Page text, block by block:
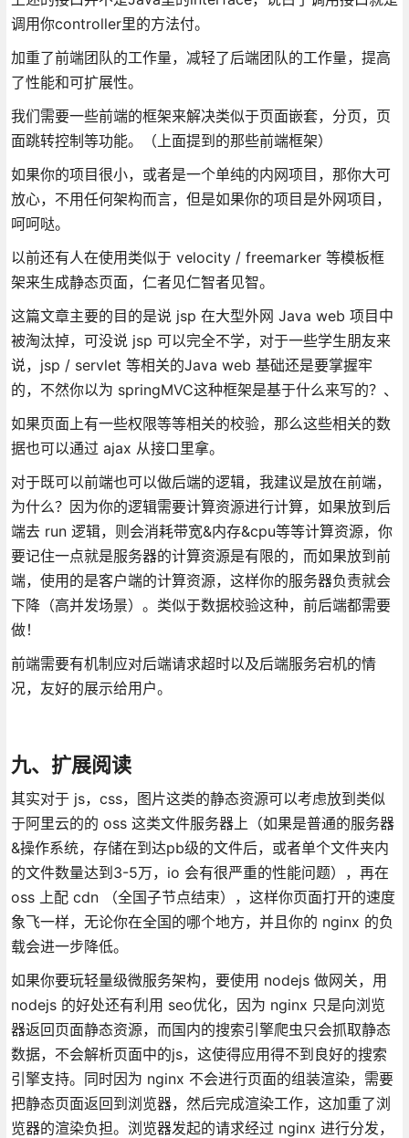
调用你controller里的方法付。
加重了前端团队的工作量，减轻了后端团队的工作量，提高
了性能和可扩展性。
我们需要一些前端的框架来解决类似于页面嵌套，分页，页
面跳转控制等功能。（上面提到的那些前端框架）
如果你的项目很小，或者是一个单纯的内网项目，那你大可
放心，不用任何架构而言，但是如果你的项目是外网项目，
呵呵哒。
以前还有人在使用类似于 velocity / freemarker 等模板框
架来生成静态页面，仁者见仁智者见智。
这篇文章主要的目的是说 jsp 在大型外网 Java web 项目中
被淘汰掉，可没说 jsp 可以完全不学，对于一些学生朋友来
说，jsp / servlet 等相关的Java web 基础还是要掌握牢
的，不然你以为 springMVC这种框架是基于什么来写的？、
如果页面上有一些权限等等相关的校验，那么这些相关的数
据也可以通过 ajax 从接口里拿。
对于既可以前端也可以做后端的逻辑，我建议是放在前端，
为什么？因为你的逻辑需要计算资源进行计算，如果放到后
端去 run 逻辑，则会消耗带宽&内存&cpu等等计算资源，你
要记住一点就是服务器的计算资源是有限的，而如果放到前
端，使用的是客户端的计算资源，这样你的服务器负责就会
下降（高并发场景）。类似于数据校验这种，前后端都需要
做！
前端需要有机制应对后端请求超时以及后端服务宕机的情
况，友好的展示给用户。
九、扩展阅读
其实对于 js，css，图片这类的静态资源可以考虑放到类似
于阿里云的的 oss 这类文件服务器上（如果是普通的服务器
&操作系统，存储在到达pb级的文件后，或者单个文件夹内
的文件数量达到3-5万，io 会有很严重的性能问题），再在
oss 上配 cdn （全国子节点结束），这样你页面打开的速度
象飞一样，无论你在全国的哪个地方，并且你的 nginx 的负
载会进一步降低。
如果你要玩轻量级微服务架构，要使用 nodejs 做网关，用
nodejs 的好处还有利用 seo优化，因为 nginx 只是向浏览
器返回页面静态资源，而国内的搜索引擎爬虫只会抓取静态
数据，不会解析页面中的js，这使得应用得不到良好的搜索
引擎支持。同时因为 nginx 不会进行页面的组装渲染，需要
把静态页面返回到浏览器，然后完成渲染工作，这加重了浏
览器的渲染负担。浏览器发起的请求经过 nginx 进行分发，